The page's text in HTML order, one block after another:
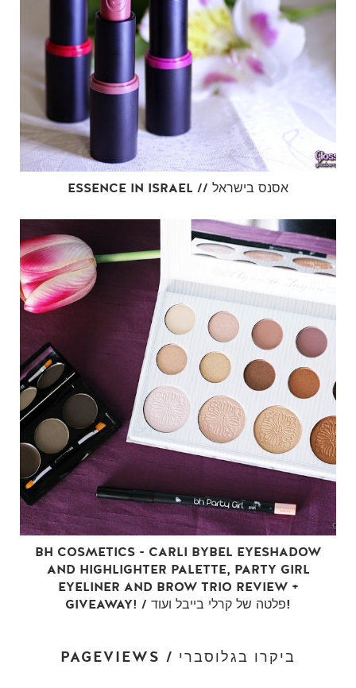
ESSENCE IN ISRAEL // אסנס בישראל
BH COSMETICS - CARLI BYBEL EYESHADOW
AND HIGHLIGHTER PALETTE, PARTY GIRL
EYELINER AND BROW TRIO REVIEW +
GIVEAWAY! / פלטה של קרלי בייבל ועוד!
PAGEVIEWS / ביקרו בגלוסברי